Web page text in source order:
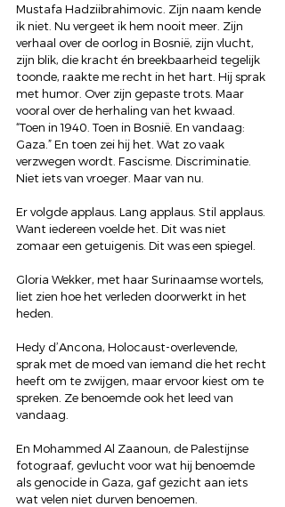
Mustafa Hadziibrahimovic. Zijn naam kende
ik niet. Nu vergeet ik hem nooit meer. Zijn
verhaal over de oorlog in Bosnië, zijn vlucht,
zijn blik, die kracht én breekbaarheid tegelijk
toonde, raakte me recht in het hart. Hij sprak
met humor. Over zijn gepaste trots. Maar
vooral over de herhaling van het kwaad.
“Toen in 1940. Toen in Bosnië. En vandaag:
Gaza.” En toen zei hij het. Wat zo vaak
verzwegen wordt. Fascisme. Discriminatie.
Niet iets van vroeger. Maar van nu.
Er volgde applaus. Lang applaus. Stil applaus.
Want iedereen voelde het. Dit was niet
zomaar een getuigenis. Dit was een spiegel.
Gloria Wekker, met haar Surinaamse wortels,
liet zien hoe het verleden doorwerkt in het
heden.
Hedy d’Ancona, Holocaust-overlevende,
sprak met de moed van iemand die het recht
heeft om te zwijgen, maar ervoor kiest om te
spreken. Ze benoemde ook het leed van
vandaag.
En Mohammed Al Zaanoun, de Palestijnse
fotograaf, gevlucht voor wat hij benoemde
als genocide in Gaza, gaf gezicht aan iets
wat velen niet durven benoemen.